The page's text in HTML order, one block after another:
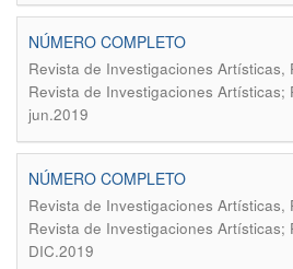
NÚMERO COMPLETO
Revista de Investigaciones Artísticas,
Revista de Investigaciones Artísticas;
jun.2019
NÚMERO COMPLETO
Revista de Investigaciones Artísticas,
Revista de Investigaciones Artísticas;
DIC.2019